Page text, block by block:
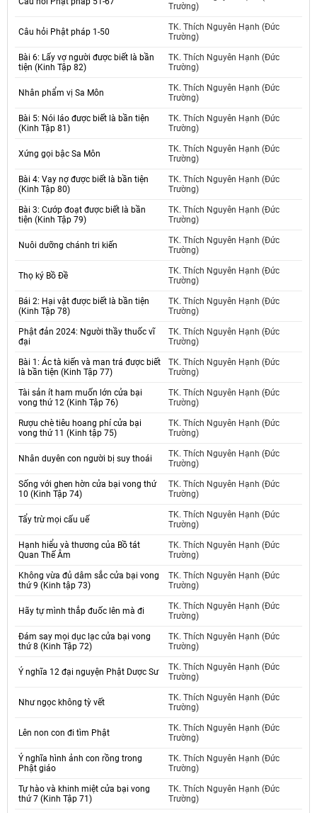
Trường)
Câu hỏi Phật pháp 1-50
TK. Thích Nguyên Hạnh (Đức
Trường)
Bài 6: Lấy vợ người được biết là bần
tiện (Kinh Tập 82)
TK. Thích Nguyên Hạnh (Đức
Trường)
Nhân phẩm vị Sa Môn
TK. Thích Nguyên Hạnh (Đức
Trường)
Bài 5: Nói láo được biết là bần tiện
(Kinh Tập 81)
TK. Thích Nguyên Hạnh (Đức
Trường)
Xứng gọi bậc Sa Môn
TK. Thích Nguyên Hạnh (Đức
Trường)
Bài 4: Vay nợ được biết là bần tiện
(Kinh Tập 80)
TK. Thích Nguyên Hạnh (Đức
Trường)
Bài 3: Cướp đoạt được biết là bần
tiện (Kinh Tập 79)
TK. Thích Nguyên Hạnh (Đức
Trường)
Nuôi dưỡng chánh tri kiến
TK. Thích Nguyên Hạnh (Đức
Trường)
Thọ ký Bồ Đề
TK. Thích Nguyên Hạnh (Đức
Trường)
Bái 2: Hại vật được biết là bần tiện
(Kinh Tập 78)
TK. Thích Nguyên Hạnh (Đức
Trường)
Phật đản 2024: Người thầy thuốc vĩ
đại
TK. Thích Nguyên Hạnh (Đức
Trường)
Bài 1: Ác tà kiến và man trá được biết
là bần tiện (Kinh Tập 77)
TK. Thích Nguyên Hạnh (Đức
Trường)
Tài sản ít ham muốn lớn cửa bại
vong thứ 12 (Kinh Tập 76)
TK. Thích Nguyên Hạnh (Đức
Trường)
Rượu chè tiêu hoang phí cửa bại
vong thứ 11 (Kinh tập 75)
TK. Thích Nguyên Hạnh (Đức
Trường)
Nhân duyên con người bị suy thoái
TK. Thích Nguyên Hạnh (Đức
Trường)
Sống với ghen hờn cửa bại vong thứ
10 (Kinh Tập 74)
TK. Thích Nguyên Hạnh (Đức
Trường)
Tẩy trừ mọi cấu uế
TK. Thích Nguyên Hạnh (Đức
Trường)
Hạnh hiểu và thương của Bồ tát
Quan Thế Âm
TK. Thích Nguyên Hạnh (Đức
Trường)
Không vừa đủ dâm sắc cửa bại vong
thứ 9 (Kinh tập 73)
TK. Thích Nguyên Hạnh (Đức
Trường)
Hãy tự mình thắp đuốc lên mà đi
TK. Thích Nguyên Hạnh (Đức
Trường)
Đám say mọi dục lạc cửa bại vong
thứ 8 (Kinh Tập 72)
TK. Thích Nguyên Hạnh (Đức
Trường)
Ý nghĩa 12 đại nguyện Phật Dược Sư
TK. Thích Nguyên Hạnh (Đức
Trường)
Như ngọc không tỳ vết
TK. Thích Nguyên Hạnh (Đức
Trường)
Lên non con đi tìm Phật
TK. Thích Nguyên Hạnh (Đức
Trường)
Ý nghĩa hình ảnh con rồng trong
Phật giáo
TK. Thích Nguyên Hạnh (Đức
Trường)
Tự hào và khinh miệt cửa bại vong
thứ 7 (Kinh Tập 71)
TK. Thích Nguyên Hạnh (Đức
Trường)